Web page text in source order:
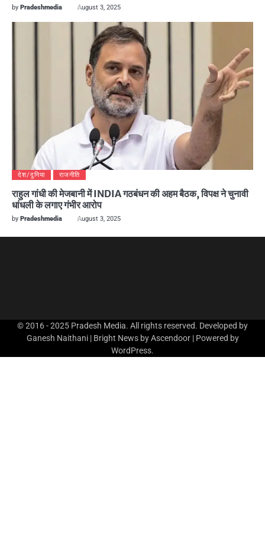
by Pradeshmedia August 3, 2025
देश/दुनिया राजनीति
राहुल गांधी की मेजबानी में INDIA गठबंधन की अहम बैठक, विपक्ष ने चुनावी
धांधली के लगाए गंभीर आरोप
by Pradeshmedia August 3, 2025
© 2016 - 2025 Pradesh Media. All rights reserved. Developed by
Ganesh Naithani | Bright News byAscendoor| Powered by
WordPress.